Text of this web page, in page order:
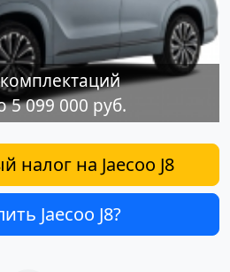
5 099 000 руб.
налог на Jaecoo J8
Jaecoo J8?